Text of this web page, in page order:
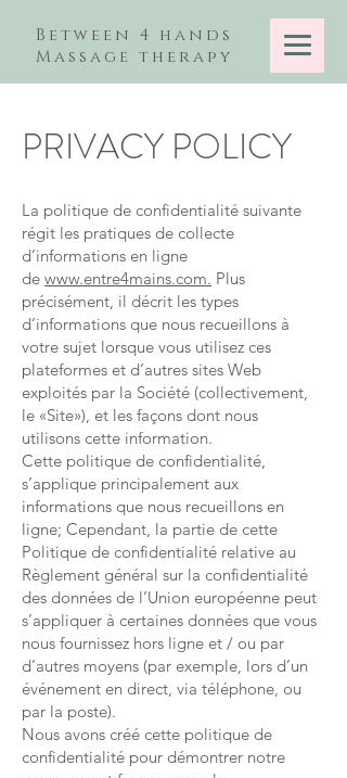
Between 4 hands
Massage therapy
PRIVACY POLICY
La politique de confidentialité suivante
régit les pratiques de collecte
d’informations en ligne
de www.entre4mains.com. Plus
précisément, il décrit les types
d’informations que nous recueillons à
votre sujet lorsque vous utilisez ces
plateformes et d’autres sites Web
exploités par la Société (collectivement,
le «Site»), et les façons dont nous
utilisons cette information.
Cette politique de confidentialité,
s’applique principalement aux
informations que nous recueillons en
ligne; Cependant, la partie de cette
Politique de confidentialité relative au
Règlement général sur la confidentialité
des données de l’Union européenne peut
s’appliquer à certaines données que vous
nous fournissez hors ligne et / ou par
d’autres moyens (par exemple, lors d’un
événement en direct, via téléphone, ou
par la poste).
Nous avons créé cette politique de
confidentialité pour démontrer notre